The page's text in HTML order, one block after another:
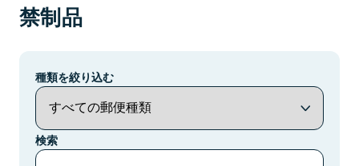
禁制品
種類を絞り込む
検索